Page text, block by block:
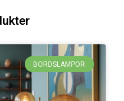
BORDSLAMPOR